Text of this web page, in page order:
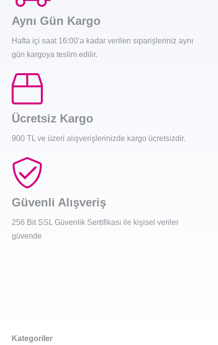
Aynı Gün Kargo
Hafta içi saat 16:00’a kadar verilen siparişleriniz aynı
gün kargoya teslim edilir.
Ücretsiz Kargo
900 TL ve üzeri alışverişlerinizde kargo ücretsizdir.
Güvenli Alışveriş
256 Bit SSL Güvenlik Sertifikası ile kişisel veriler
güvende
Kategoriler